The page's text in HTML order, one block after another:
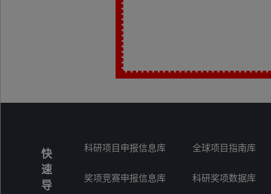
快
速
导
科研项目申报信息库 全球项目指南库
奖项竞赛申报信息库 科研奖项数据库